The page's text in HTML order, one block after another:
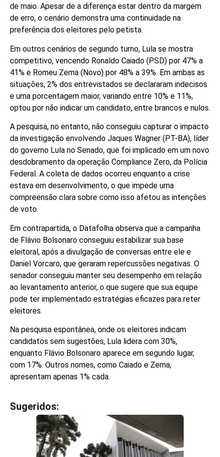
de maio. Apesar de a diferença estar dentro da margem
de erro, o cenário demonstra uma continuidade na
preferência dos eleitores pelo petista.
Em outros cenários de segundo turno, Lula se mostra
competitivo, vencendo Ronaldo Caiado (PSD) por 47% a
41% e Romeu Zema (Novo) por 48% a 39%. Em ambas as
situações, 2% dos entrevistados se declararam indecisos
e uma porcentagem maior, variando entre 10% e 11%,
optou por não indicar um candidato, entre brancos e nulos.
A pesquisa, no entanto, não conseguiu capturar o impacto
da investigação envolvendo Jaques Wagner (PT-BA), líder
do governo Lula no Senado, que foi implicado em um novo
desdobramento da operação Compliance Zero, da Polícia
Federal. A coleta de dados ocorreu enquanto a crise
estava em desenvolvimento, o que impede uma
compreensão clara sobre como isso afetou as intenções
de voto.
Em contrapartida, o Datafolha observa que a campanha
de Flávio Bolsonaro conseguiu estabilizar sua base
eleitoral, após a divulgação de conversas entre ele e
Daniel Vorcaro, que geraram repercussões negativas. O
senador conseguiu manter seu desempenho em relação
ao levantamento anterior, o que sugere que sua equipe
pode ter implementado estratégias eficazes para reter
eleitores.
Na pesquisa espontânea, onde os eleitores indicam
candidatos sem sugestões, Lula lidera com 30%,
enquanto Flávio Bolsonaro aparece em segundo lugar,
com 17%. Outros nomes, como Caiado e Zema,
apresentam apenas 1% cada.
Sugeridos: